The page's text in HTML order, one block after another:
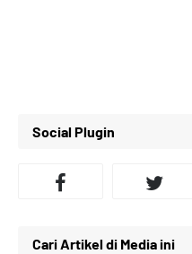
Social Plugin
Cari Artikel di Media ini